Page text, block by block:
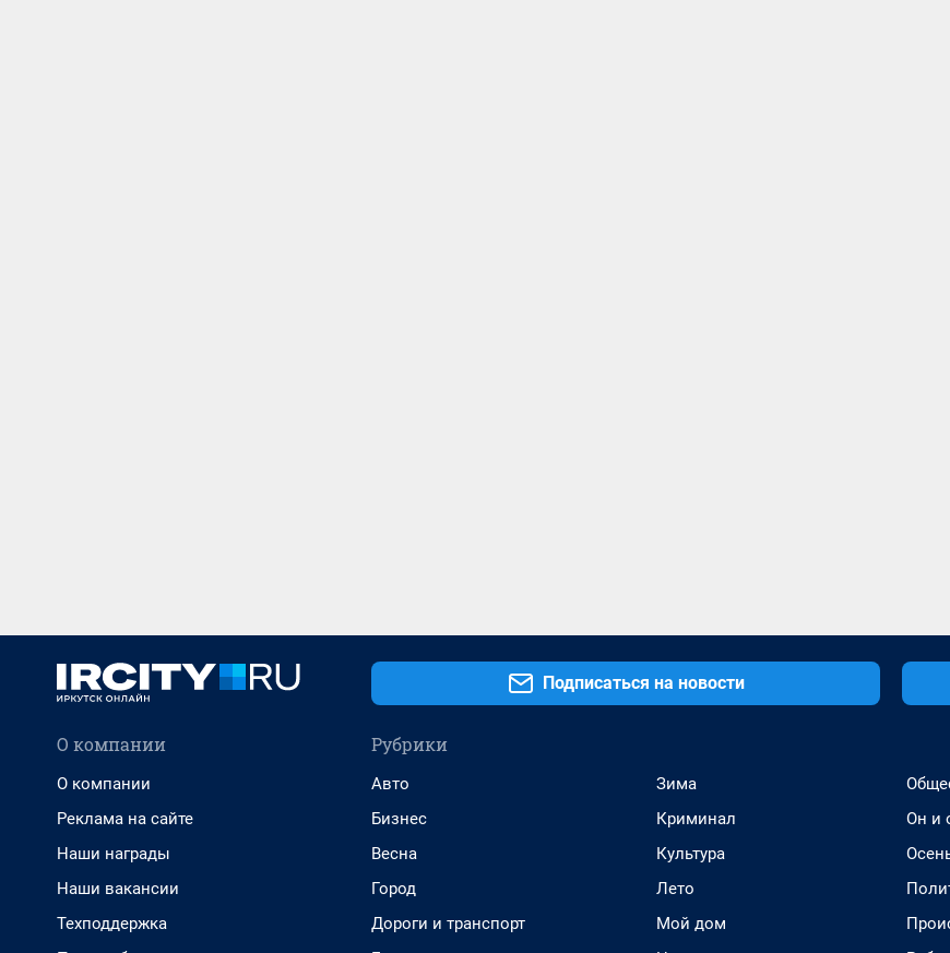
Подписаться на новости
О компании
О компании
Реклама на сайте
Наши награды
Наши вакансии
Техподдержка
Рубрики
Авто
Бизнес
Весна
Город
Дороги и транспорт
Зима
Криминал
Культура
Лето
Мой дом
Он и